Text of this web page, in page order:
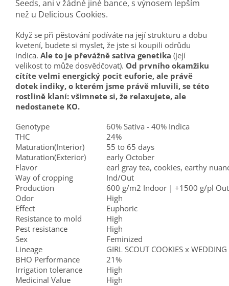
Seeds, ani v žádné jiné bance, s výnosem lepším
než u Delicious Cookies.
Když se při pěstování podíváte na její strukturu a dobu
kvetení, budete si myslet, že jste si koupili odrůdu
indica. Ale to je převážně sativa genetika (její
velikost to může dosvědčovat). Od prvního okamžiku
cítíte velmi energický pocit euforie, ale právě
dotek indiky, o kterém jsme právě mluvili, se této
rostlině klaní: všimnete si, že relaxujete, ale
nedostanete KO.
Genotype
60% Sativa - 40% Indica
THC
24%
Maturation(Interior)
55 to 65 days
Maturation(Exterior)
early October
Flavor
earl gray tea, cookies, earthy
Way of cropping
Ind/Out
Production
600 g/m2 Indoor | +1500 g/pl
Odor
High
Effect
Euphoric
Resistance to mold
High
Pest resistance
High
Sex
Feminized
Lineage
GIRL SCOUT COOKIES x
BHO Performance
21%
Irrigation tolerance
High
Medicinal Value
High